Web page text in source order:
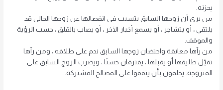
يحزنه.
من يرى أن زوجها السابق يتسبب في انفصالها عن زوجها الحالي قد
يلتقي ، أو يتشاجر ، أو يسمع أخبار الآخر ، أو يصاب بالقلق ، حسب الرؤية
والموقف.
من رآها معانقة واحتضان زوجها السابق ندم على طلاقه ، ومن رآها
تقبّل طليقها أو يقبلها ، يفترقان حسنًا ، ويضرب الزوج السابق على
المتزوجة. يحلمون بأن يتفقوا على المصالح المشتركة.